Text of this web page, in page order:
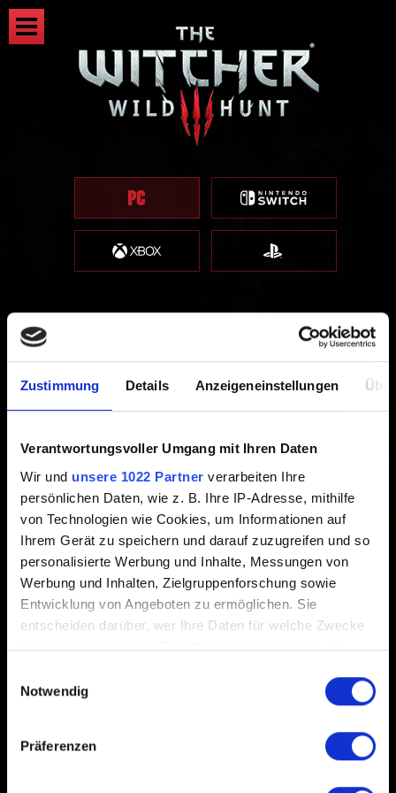
Zustimmung Details Anzeigeneinstellungen
Verantwortungsvoller Umgang mit Ihren Daten
Wir und unsere 1022 Partner verarbeiten Ihre
persönlichen Daten, wie z. B. Ihre IP-Adresse, mithilfe
von Technologien wie Cookies, um Informationen auf
Ihrem Gerät zu speichern und darauf zuzugreifen und so
personalisierte Werbung und Inhalte, Messungen von
Werbung und Inhalten, Zielgruppenforschung sowie
Entwicklung von Angeboten zu ermöglichen. Sie
entscheiden darüber, wer Ihre Daten für welche Zwecke
nutzt. Sie können Ihre Einwilligung jederzeit über die
Trigger Symbol ändern oder widerrufen
Informationen über Ihre geografische Lage
Notwendig
Präferenzen
Grafiktreiber aktualisieren
Wenn ihr Abstürze oder Performance-Probleme habt,
stellt sicher, dass ihr die neuesten Grafiktreiber installiert
habt.
Ihr erhaltet diese hier:NVIDIA,AMD Intel